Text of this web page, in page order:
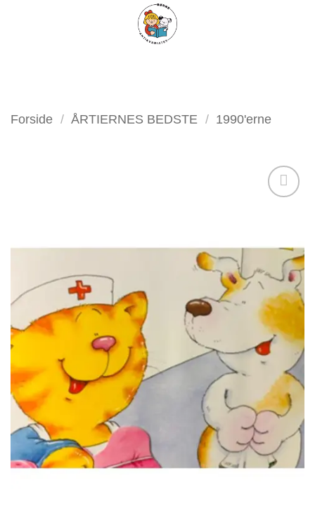
FILTER
Forside / ÅRTIERNES BEDSTE / 1990'erne